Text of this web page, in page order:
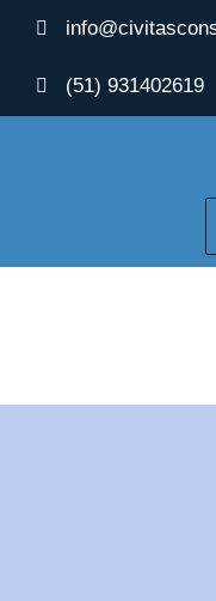
(51) 931402619